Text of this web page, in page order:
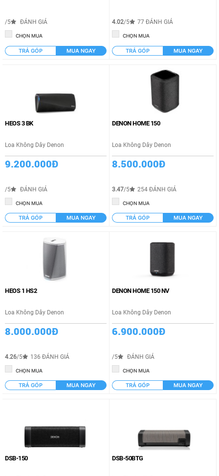
/5 ĐÁNH GIÁ
CHỌN MUA
TRẢ GÓP MUA NGAY
4.02/5 77 ĐÁNH GIÁ
CHỌN MUA
TRẢ GÓP MUA NGAY
HEOS 3 BK
Loa Không Dây Denon
9.200.000Đ
/5 ĐÁNH GIÁ
CHỌN MUA
TRẢ GÓP MUA NGAY
DENON HOME 150
Loa Không Dây Denon
8.500.000Đ
3.47/5 254 ĐÁNH GIÁ
CHỌN MUA
TRẢ GÓP MUA NGAY
HEOS 1 HS2
Loa Không Dây Denon
8.000.000Đ
4.26/5 136 ĐÁNH GIÁ
CHỌN MUA
TRẢ GÓP MUA NGAY
DENON HOME 150 NV
Loa Không Dây Denon
6.900.000Đ
/5 ĐÁNH GIÁ
CHỌN MUA
TRẢ GÓP MUA NGAY
DSB-150 DSB-50BTG